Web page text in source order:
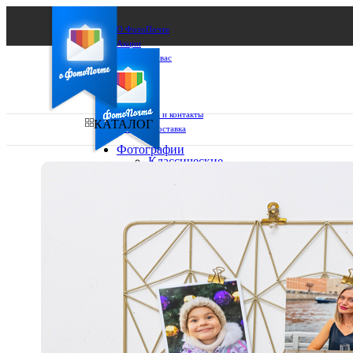
О ФотоПочте
Акции
Сделаем за вас
Бизнесу
FAQ
Франшиза
Поддержка и контакты
Оплата и доставка
Выберите из списка:
КАТАЛОГ
Фотографии
Классические
15х15
15х20
20х30
30х30
30х40
А4
Фото
в